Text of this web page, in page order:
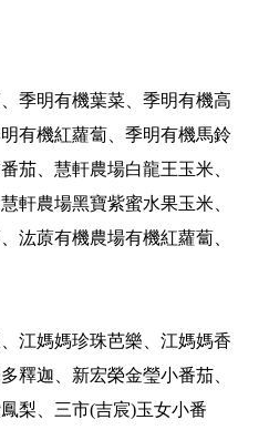
季明有機葉菜、季明有機高
有機紅蘿蔔、季明有機馬鈴
茄、慧軒農場白龍王玉米、
軒農場黑寶紫蜜水果玉米、
汯蒝有機農場有機紅蘿蔔、
江媽媽珍珠芭樂、江媽媽香
釋迦、新宏榮金瑩小番茄、
梨、三市(吉宸)玉女小番